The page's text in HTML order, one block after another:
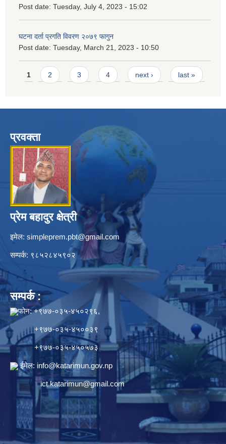
Post date: Tuesday, July 4, 2023 - 15:02
घटना दर्ता प्रगति विवरण २०७९ फागुन
Post date: Tuesday, March 21, 2023 - 10:50
Pages
1 2 3 4 next › last »
प्रवक्ता
प्रेम बहादुर क्षेत्री
इमेल: simpleprem.pbt@gmail.com
सम्पर्क: ९८५२८४५९०२
सम्पर्क :
फोन: +९७७-०३५-४५०२९६,
+९७७-०३५-४५००३९
+९७७-०३५-४५०५७३
ईमेल: info@katarimun.gov.np
ict.katarimun@gmail.com